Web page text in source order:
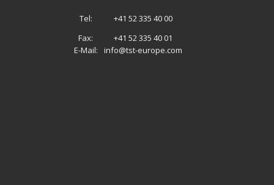
Tel:
+41 52 335 40 00
Fax:
+41 52 335 40 01
E-Mail:
info@tst-europe.com